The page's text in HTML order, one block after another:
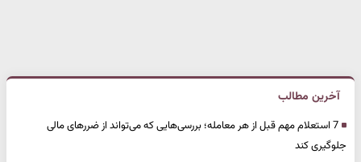
آخرین مطالب
7 استعلام مهم قبل از هر معامله؛ بررسی‌هایی که می‌تواند از ضررهای مالی
جلوگیری کند